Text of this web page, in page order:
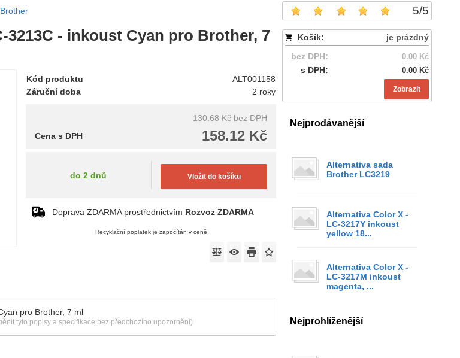
5/5
Košík:
je prázdný
bez DPH:
0.00 Kč
s DPH: 0.00 Kč
Zobrazit
Nejprodávanější
Alternativa sada
Brother LC3219
Alternativa Color X -
LC-3217Y inkoust
yellow 18...
Alternativa Color X -
LC-3217M inkoust
magenta, ...
Nejprohlíženější
Brother
- inkoust Cyan pro Brother, 7
Kód produktu
ALT001158
Záruční doba
2 roky
130.68 Kč bez DPH
158.12 Kč
Cena s DPH
do 2 dnů Vložit do košíku
Doprava ZDARMA prostřednictvím Rozvoz ZDARMA
Recyklační poplatek je započítán v ceně
pro Brother, 7 ml
tyto popisy a specifikace bez předchozího upozornění)